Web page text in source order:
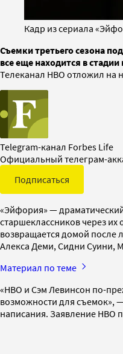
Кадр из сериала
Съемки третьего сезона
все еще находится в стадии
Телеканал HBO отложил на
Telegram-канал Forbes Life
Официальный телеграм-
Подписаться
«Эйфория» —
старшеклассников через
возвращается домой после
Алекса Деми, Сидни Суини,
Материал по теме
«HBO и Сэм Левинсон по-
возможности для съемок»,
написания. Заявление HBO